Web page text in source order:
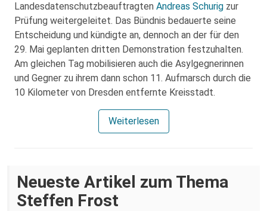
Landesdatenschutzbeauftragten Andreas Schurig zur
Prüfung weitergeleitet. Das Bündnis bedauerte seine
Entscheidung und kündigte an, dennoch an der für den
29. Mai geplanten dritten Demonstration festzuhalten.
Am gleichen Tag mobilisieren auch die Asylgegnerinnen
und Gegner zu ihrem dann schon 11. Aufmarsch durch die
10 Kilometer von Dresden entfernte Kreisstadt.
Weiterlesen
Neueste Artikel zum Thema
Steffen Frost